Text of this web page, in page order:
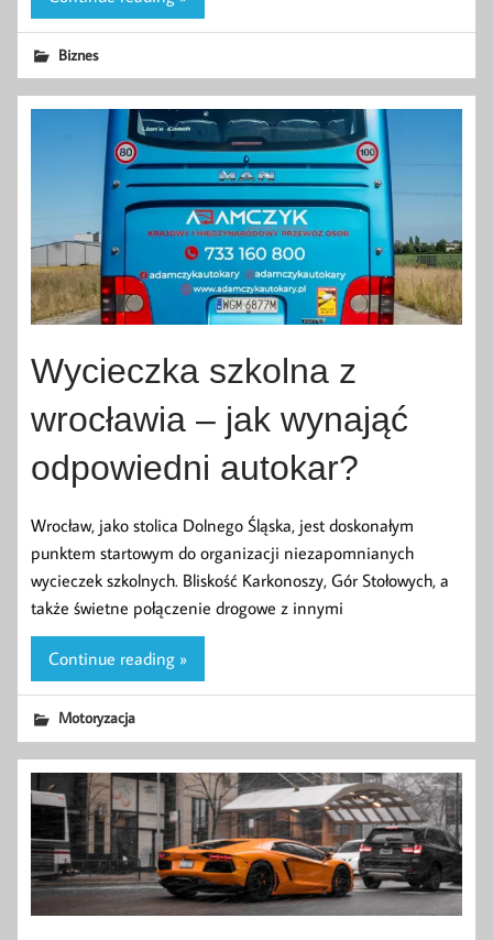
Biznes
Wycieczka szkolna z
wrocławia – jak wynająć
odpowiedni autokar?
Wrocław, jako stolica Dolnego Śląska, jest doskonałym
punktem startowym do organizacji niezapomnianych
wycieczek szkolnych. Bliskość Karkonoszy, Gór Stołowych, a
także świetne połączenie drogowe z innymi
Continue reading »
Motoryzacja